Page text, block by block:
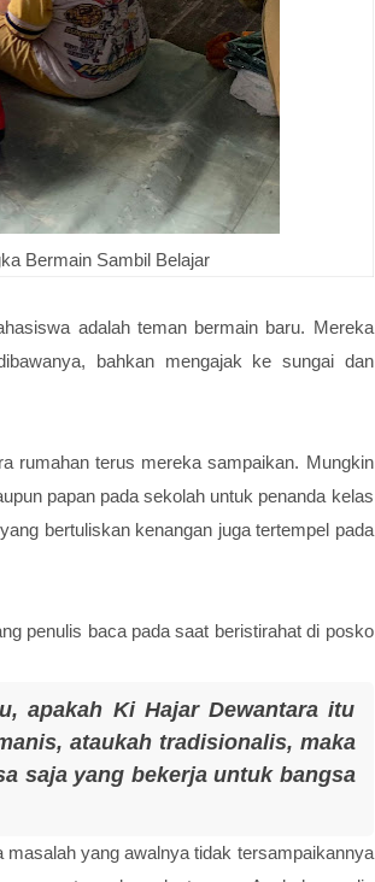
Bermain Sambil Belajar
adalah teman bermain baru. Mereka
bahkan mengajak ke sungai dan
rumahan terus mereka sampaikan. Mungkin
papan pada sekolah untuk penanda kelas
bertuliskan kenangan juga tertempel pada
penulis baca pada saat beristirahat di posko
apakah Ki Hajar Dewantara itu
ataukah tradisionalis, maka
saja yang bekerja untuk bangsa
yang awalnya tidak tersampaikannya